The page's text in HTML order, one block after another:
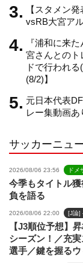
【スタメン
vsRB大宮ア
『浦和に来
宮さんとのト
ドで行われ
(8/2)】
元日本代表
レー集動画あ
サッカーニュ
2026/08/06 23:56 ドメ
今季もタイトル
負を語る
2026/08/06 22:00 [J論]
【J3順位予想】
シーズン！／充
選手／鍵を握る